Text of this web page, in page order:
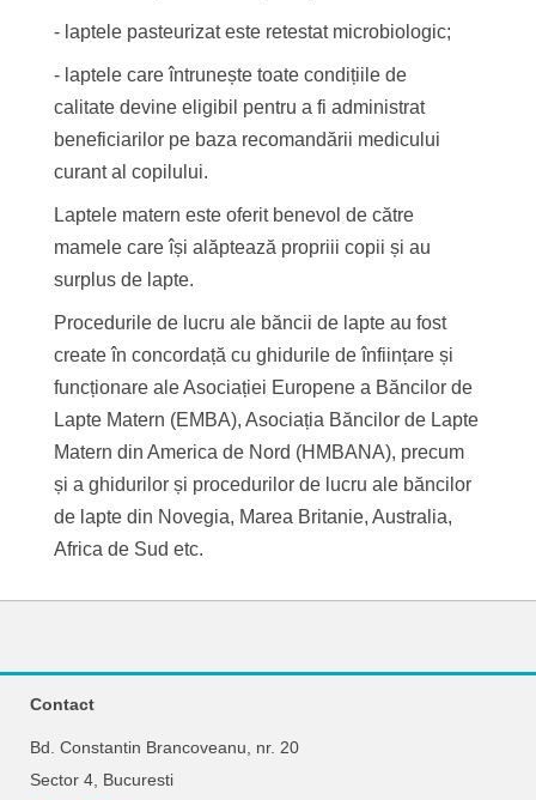
- laptele pasteurizat este retestat microbiologic;
- laptele care întrunește toate condițiile de
calitate devine eligibil pentru a fi administrat
beneficiarilor pe baza recomandării medicului
curant al copilului.
Laptele matern este oferit benevol de către
mamele care își alăptează propriii copii și au
surplus de lapte.
Procedurile de lucru ale băncii de lapte au fost
create în concordață cu ghidurile de înființare și
funcționare ale Asociației Europene a Băncilor de
Lapte Matern (EMBA), Asociația Băncilor de Lapte
Matern din America de Nord (HMBANA), precum
și a ghidurilor și procedurilor de lucru ale băncilor
de lapte din Novegia, Marea Britanie, Australia,
Africa de Sud etc.
Contact
Bd. Constantin Brancoveanu, nr. 20
Sector 4, Bucuresti